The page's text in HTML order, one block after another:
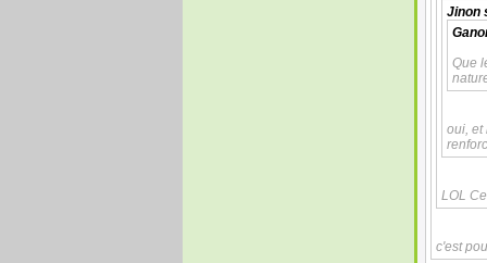
Jinon
Que
oui, et
LOL
c'est